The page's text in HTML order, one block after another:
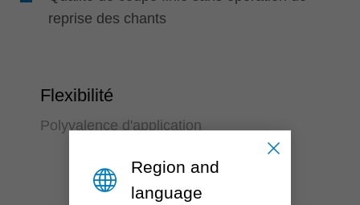
reprise des chants
Flexibilité
Polyvalence d'application
Region and
language